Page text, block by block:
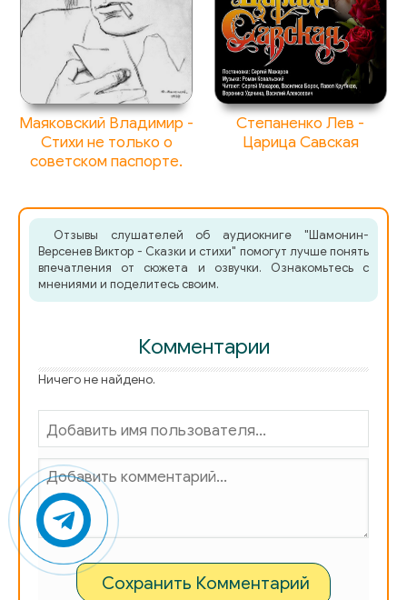
Маяковский Владимир -
Стихи не только о
советском паспорте.
Степаненко Лев -
Царица Савская
Отзывы слушателей об аудиокниге "Шамонин-
Версенев Виктор - Сказки и стихи" помогут лучше понять
впечатления от сюжета и озвучки. Ознакомьтесь с
мнениями и поделитесь своим.
Комментарии
Ничего не найдено.
Сохранить Комментарий